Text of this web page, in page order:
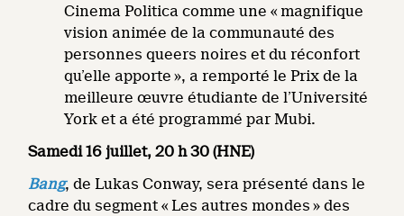
Cinema Politica comme une « magnifique
vision animée de la communauté des
personnes queers noires et du réconfort
qu’elle apporte », a remporté le Prix de la
meilleure œuvre étudiante de l’Université
York et a été programmé par Mubi.
Samedi 16 juillet, 20 h 30 (HNE)
Bang, de Lukas Conway, sera présenté dans le
cadre du segment « Les autres mondes » des